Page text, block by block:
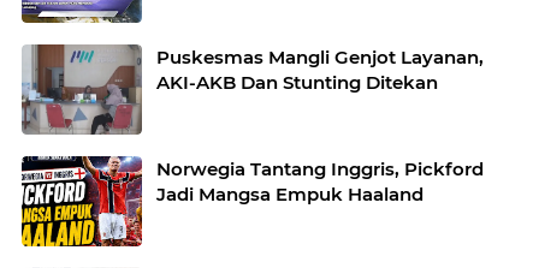
Puskesmas Mangli Genjot Layanan,
AKI-AKB Dan Stunting Ditekan
Norwegia Tantang Inggris, Pickford
Jadi Mangsa Empuk Haaland